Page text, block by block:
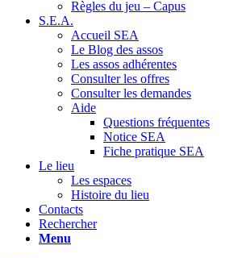
Règles du jeu – Capus
S.E.A.
Accueil SEA
Le Blog des assos
Les assos adhérentes
Consulter les offres
Consulter les demandes
Aide
Questions fréquentes
Notice SEA
Fiche pratique SEA
Le lieu
Les espaces
Histoire du lieu
Contacts
Rechercher
Menu